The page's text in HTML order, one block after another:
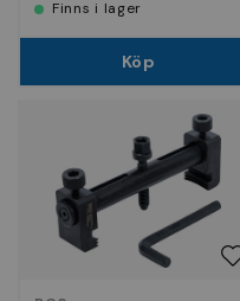
Finns i lager
Köp